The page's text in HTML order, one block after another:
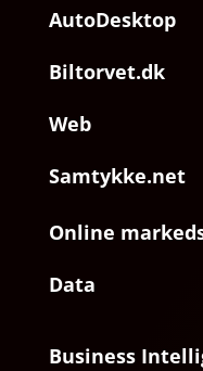
AutoDesktop
Biltorvet.dk
Web
Samtykke.net
Online
Data
Business